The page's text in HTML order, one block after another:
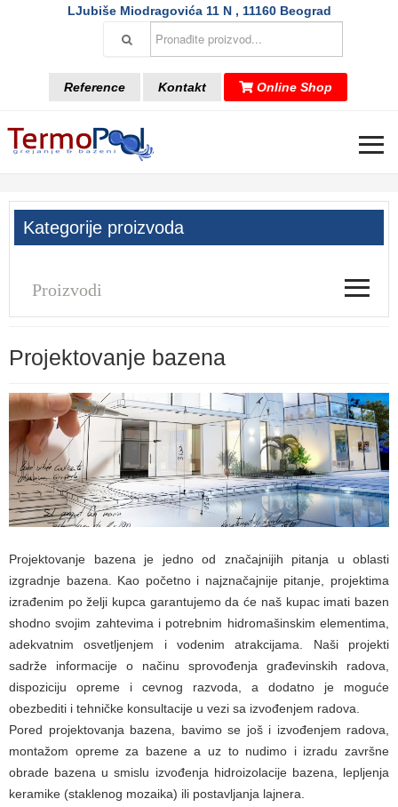
LJubiše Miodragovića 11 N , 11160 Beograd
Reference Kontakt Online Shop
≡
Kategorije proizvoda
Proizvodi ≡
Projektovanje bazena
Projektovanje bazena je jedno od značajnijih pitanja u oblasti
izgradnje bazena. Kao početno i najznačajnije pitanje, projektima
izrađenim po želji kupca garantujemo da će naš kupac imati bazen
shodno svojim zahtevima i potrebnim hidromašinskim elementima,
adekvatnim osvetljenjem i vodenim atrakcijama. Naši projekti
sadrže informacije o načinu sprovođenja građevinskih radova,
dispoziciju opreme i cevnog razvoda, a dodatno je moguće
obezbediti i tehničke konsultacije u vezi sa izvođenjem radova.
Pored projektovanja bazena, bavimo se još i izvođenjem radova,
montažom opreme za bazene a uz to nudimo i izradu završne
obrade bazena u smislu izvođenja hidroizolacije bazena, lepljenja
keramike (staklenog mozaika) ili postavljanja lajnera.